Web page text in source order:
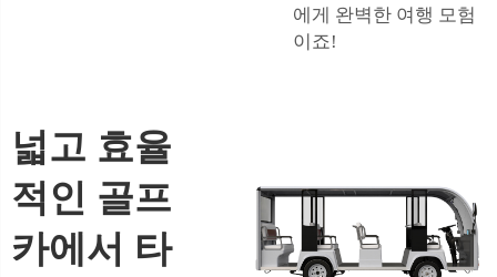
에게 완벽한 여행 모험
이죠!
넓고 효율
적인 골프
카에서 타